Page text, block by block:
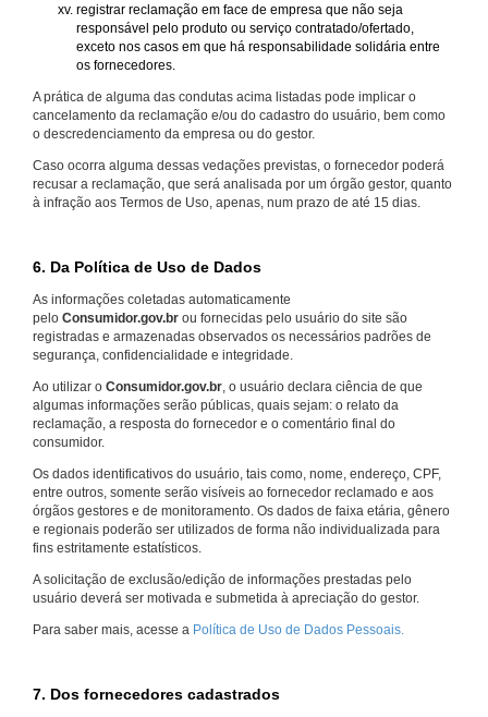
registrar reclamação em face de empresa que não seja
responsável pelo produto ou serviço contratado/ofertado,
exceto nos casos em que há responsabilidade solidária entre
os fornecedores.
A prática de alguma das condutas acima listadas pode implicar o
cancelamento da reclamação e/ou do cadastro do usuário, bem como
o descredenciamento da empresa ou do gestor.
Caso ocorra alguma dessas vedações previstas, o fornecedor poderá
recusar a reclamação, que será analisada por um órgão gestor, quanto
à infração aos Termos de Uso, apenas, num prazo de até 15 dias.
6. Da Política de Uso de Dados
As informações coletadas automaticamente
pelo Consumidor.gov.br ou fornecidas pelo usuário do site são
registradas e armazenadas observados os necessários padrões de
segurança, confidencialidade e integridade.
Ao utilizar o Consumidor.gov.br , o usuário declara ciência de que
algumas informações serão públicas, quais sejam: o relato da
reclamação, a resposta do fornecedor e o comentário final do
consumidor.
Os dados identificativos do usuário, tais como, nome, endereço, CPF,
entre outros, somente serão visíveis ao fornecedor reclamado e aos
órgãos gestores e de monitoramento. Os dados de faixa etária, gênero
e regionais poderão ser utilizados de forma não individualizada para
fins estritamente estatísticos.
A solicitação de exclusão/edição de informações prestadas pelo
usuário deverá ser motivada e submetida à apreciação do gestor.
Para saber mais, acesse a Política de Uso de Dados Pessoais.
7. Dos fornecedores cadastrados